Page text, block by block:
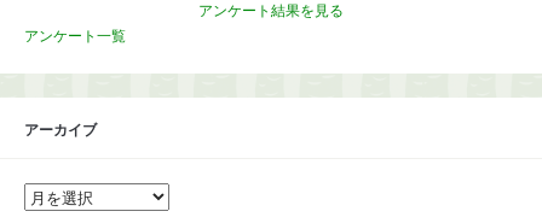
アンケート結果を見る
アンケート一覧
アーカイブ
ア
ー